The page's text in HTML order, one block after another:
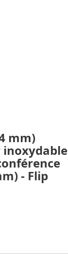
mm)
inoxydable
- Flip